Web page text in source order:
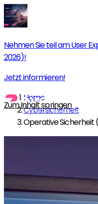
Nehmen Sie teil am User
2026)!
Jetzt informieren!
Zum Inhalt springen
Home
Cybersicherheit
Operative Sicherheit